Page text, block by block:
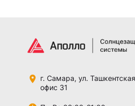
г. Самара, ул.
офис 31